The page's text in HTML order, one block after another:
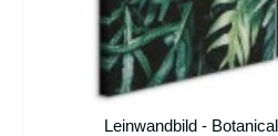
Leinwandbild -